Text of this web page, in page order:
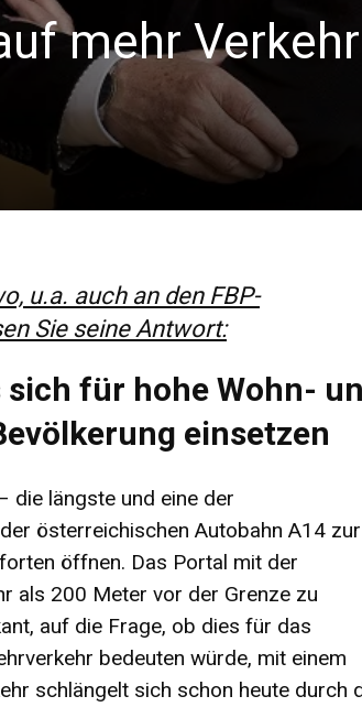
mehr Verkehr
u.a. auch an den FBP-
Sie seine Antwort:
für hohe Wohn-
einsetzen
die längste und eine der
österreichischen Autobahn A14 zur
öffnen. Das Portal mit der
als 200 Meter vor der Grenze zu
auf die Frage, ob dies für das
bedeuten würde, mit einem
schlängelt sich schon heute durch